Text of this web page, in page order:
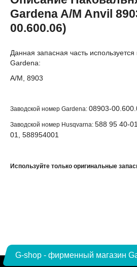
Gardena A/M Anvil
00.600.06)
Данная запасная часть
Gardena:
A/M, 8903
Заводской номер Gardena: 08903-
Заводской номер Husqvarna: 588 95 40-
01, 588954001
Используйте только оригинальные
G-shop - фирменный магазин